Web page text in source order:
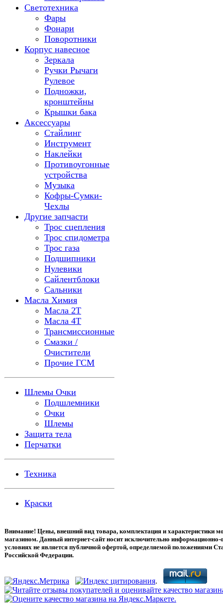
Светотехника
Фары
Фонари
Поворотники
Корпус навесное
Зеркала
Ручки Рычаги
Рулевое
Подножки,
кронштейны
Крышки бака
Аксессуары
Стайлинг
Инструмент
Наклейки
Противоугонные
устройства
Музыка
Кофры-Сумки-
Чехлы
Другие запчасти
Трос сцепления
Трос спидометра
Трос газа
Подшипники
Нулевики
Сайлентблоки
Сальники
Масла Химия
Масла 2Т
Масла 4Т
Трансмиссионные
Смазки /
Очистители
Прочие ГСМ
Шлемы Очки
Подшлемники
Очки
Шлемы
Защита тела
Перчатки
Техника
Краски
Внимание! Цены, внешний вид товара, комплектация и характеристики
магазином. Данный интернет-сайт носит исключительно
условиях не является публичной офертой, определяемой положениями
Российской Федерации.
.